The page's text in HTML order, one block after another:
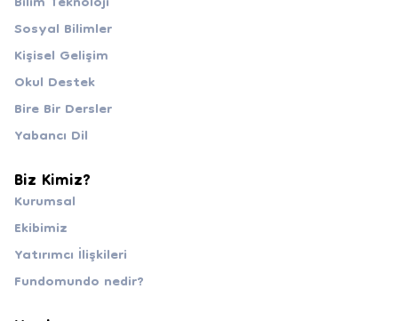
Sosyal Bilimler
Kişisel Gelişim
Okul Destek
Bire Bir Dersler
Yabancı Dil
Biz Kimiz?
Kurumsal
Ekibimiz
Yatırımcı İlişkileri
Fundomundo nedir?